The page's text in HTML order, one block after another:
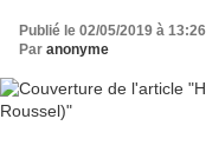
Publié le 02/05/2019 à 13:26
Par anonyme